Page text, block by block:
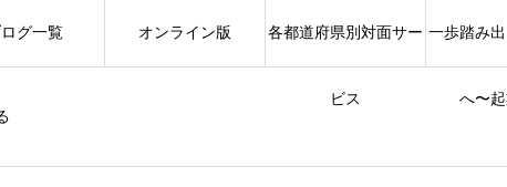
グ一覧 オンライン版 各都道府県別対面サー
ビス
一歩踏み
へ〜